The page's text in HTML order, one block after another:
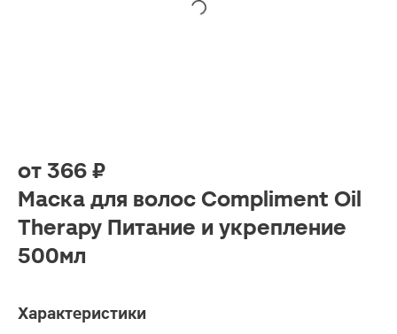
от 366 ₽
Маска для волос Compliment Oil
Therapy Питание и укрепление
500мл
Характеристики